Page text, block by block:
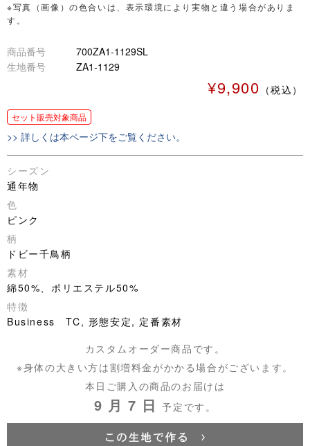
※写真（画像）の色合いは、表示環境により実物と違う場合がありま
す。
商品番号
700ZA1-1129SL
生地番号
ZA1-1129
¥9,900 （税込）
セット販売対象商品
>> 詳しくは本ページ下をご覧ください。
シーズン
通年物
色
ピンク
柄
ドビー千鳥柄
素材
綿50%、ポリエステル50%
特徴
Business TC, 形態安定, 定番素材
カスタムオーダー商品です。
※身体の大きい方は割増料金がかかる場合がございます。
本日ご購入の商品のお届けは
9 月 7 日予定です。